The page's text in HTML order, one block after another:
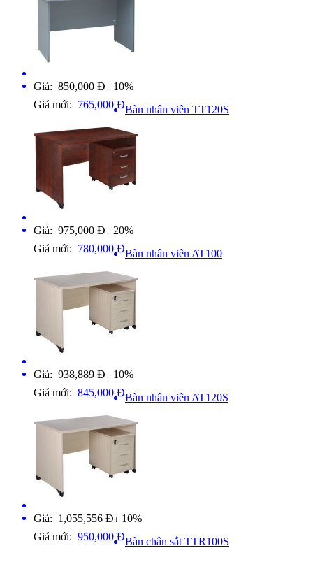
Giá: 850,000 Đ ↓ 10%
Giá mới: 765,000 ĐBàn nhân viên TT120S
Giá: 975,000 Đ ↓ 20%
Giá mới: 780,000 ĐBàn nhân viên AT100
Giá: 938,889 Đ ↓ 10%
Giá mới: 845,000 ĐBàn nhân viên AT120S
Giá: 1,055,556 Đ ↓ 10%
Giá mới: 950,000 ĐBàn chân sắt TTR100S